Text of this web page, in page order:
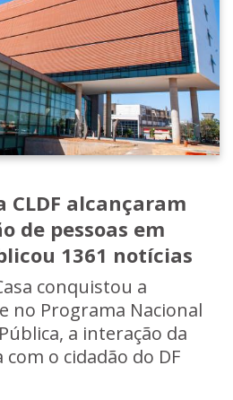
CLDF alcançaram
de pessoas em
1361 notícias
conquistou a
no Programa Nacional
a interação da
o cidadão do DF